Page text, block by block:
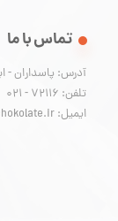
تماس با ما
آدرس: پاسداران -
تلفن: 72116 - 021
ایمیل: info@massichokolate.ir